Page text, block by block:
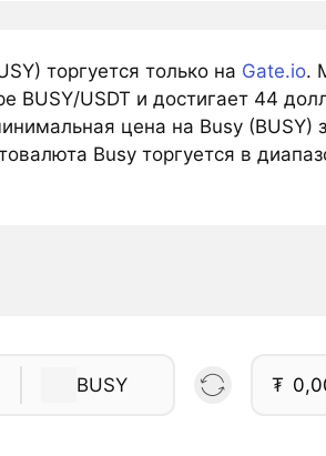
торгуется только на Gate.io.
BUSY/USDT и достигает 44
цена на Busy (BUSY)
Busy торгуется в
BUSY ₮